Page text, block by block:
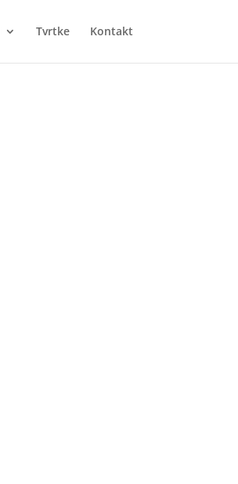
Tvrtke Kontakt